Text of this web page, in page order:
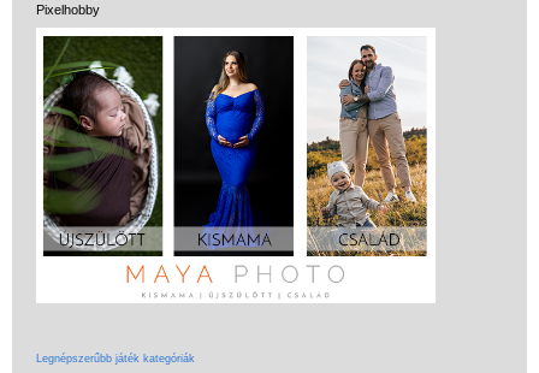
Pixelhobby
Legnépszerűbb játék kategóriák